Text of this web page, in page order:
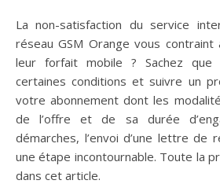
La non-satisfaction du service internet proposé par le
réseau GSM Orange vous
leur forfait mobile ? Sachez que
certaines conditions et suivre un
votre abonnement dont les
de l’offre et de sa durée
démarches, l’envoi d’une lettre de
une étape incontournable. Toute la
dans cet article.